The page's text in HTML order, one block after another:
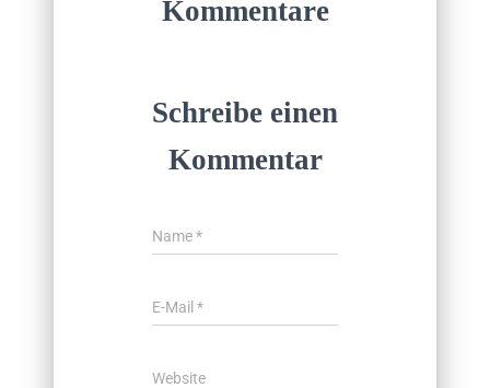
Kommentare
Schreibe einen
Kommentar
Name*
E-Mail *
Website